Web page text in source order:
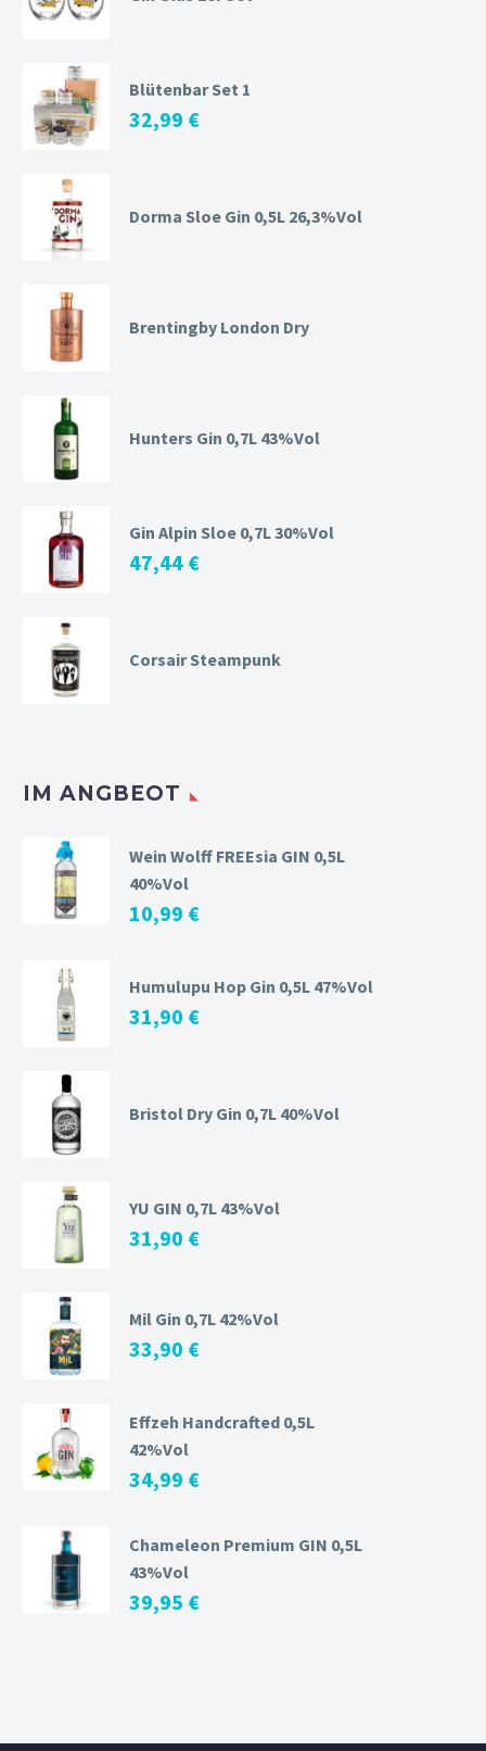
Blütenbar Set 1
32,99 €
Dorma Sloe Gin 0,5L 26,3%Vol
Brentingby London Dry
Hunters Gin 0,7L 43%Vol
Gin Alpin Sloe 0,7L 30%Vol
47,44 €
Corsair Steampunk
IM ANGBEOT
Wein Wolff FREEsia GIN 0,5L
40%Vol
10,99 €
Humulupu Hop Gin 0,5L 47%Vol
31,90 €
Bristol Dry Gin 0,7L 40%Vol
YU GIN 0,7L 43%Vol
31,90 €
Mil Gin 0,7L 42%Vol
33,90 €
Effzeh Handcrafted 0,5L
42%Vol
34,99 €
Chameleon Premium GIN 0,5L
43%Vol
39,95 €